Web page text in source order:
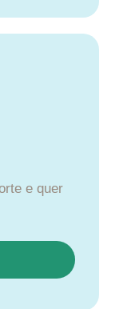
e quer